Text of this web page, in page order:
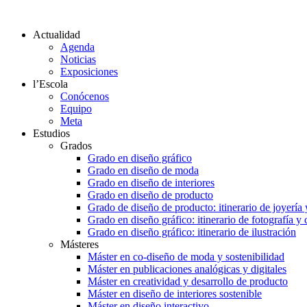
Actualidad
Agenda
Noticias
Exposiciones
l’Escola
Conócenos
Equipo
Meta
Estudios
Grados
Grado en diseño gráfico
Grado en diseño de moda
Grado en diseño de interiores
Grado en diseño de producto
Grado de diseño de producto: itinerario de joyería
Grado en diseño gráfico: itinerario de fotografía y
Grado en diseño gráfico: itinerario de ilustración
Másteres
Máster en co-diseño de moda y sostenibilidad
Máster en publicaciones analógicas y digitales
Máster en creatividad y desarrollo de producto
Máster en diseño de interiores sostenible